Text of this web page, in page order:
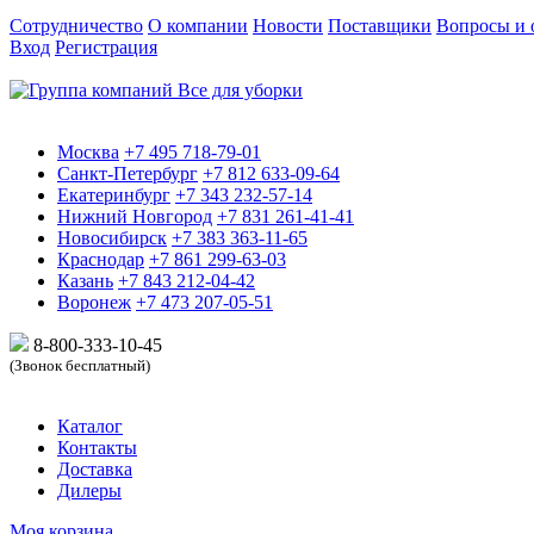
Сотрудничество О компании Новости Поставщики Вопросы и
Вход Регистрация
Москва +7 495 718-79-01
Санкт-Петербург +7 812 633-09-64
Екатеринбург +7 343 232-57-14
Нижний Новгород +7 831 261-41-41
Новосибирск +7 383 363-11-65
Краснодар +7 861 299-63-03
Казань +7 843 212-04-42
Воронеж +7 473 207-05-51
8-800-333-10-45
(Звонок бесплатный)
Каталог
Контакты
Доставка
Дилеры